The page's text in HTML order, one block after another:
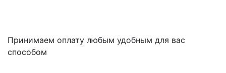
Принимаем оплату любым удобным для вас
способом